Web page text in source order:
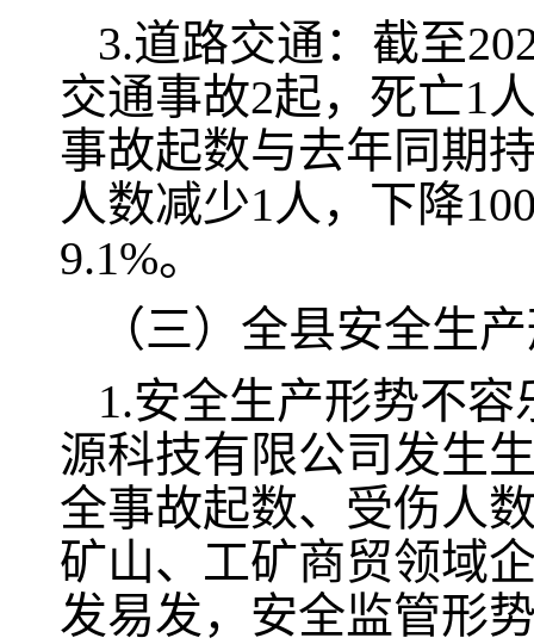
3.道路交通：截至
交通事故2起，死亡1
事故起数与去年同期
人数减少1人，下降
9.1%。
（三）全县安全生
1.安全生产形势不容
源科技有限公司发生
全事故起数、受伤人
矿山、工矿商贸领域
发易发，安全监管形